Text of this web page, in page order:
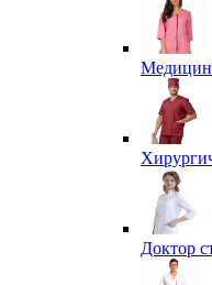
Доктор